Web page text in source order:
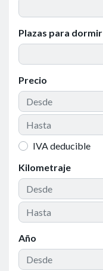
Plazas para dormir
Precio
IVA deducible
Kilometraje
Año